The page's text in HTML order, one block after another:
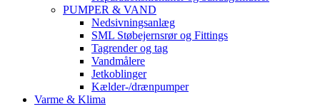
PUMPER & VAND
Nedsivningsanlæg
SML Støbejernsrør og Fittings
Tagrender og tag
Vandmålere
Jetkoblinger
Kælder-/drænpumper
Varme & Klima